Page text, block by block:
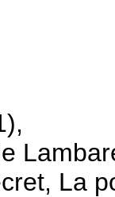
La